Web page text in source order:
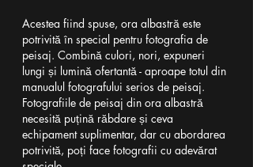
Acestea fiind spuse, ora albastră este
potrivită în special pentru fotografia de
peisaj. Combină culori, nori, expuneri
lungi și lumină ofertantă - aproape totul din
manualul fotografului serios de peisaj.
Fotografiile de peisaj din ora albastră
necesită puțină răbdare și ceva
echipament suplimentar, dar cu abordarea
potrivită, poți face fotografii cu adevărat